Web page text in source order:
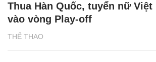
THỂ THAO
Thua Hàn Quốc, tuyển nữ Việt
vào vòng Play-off